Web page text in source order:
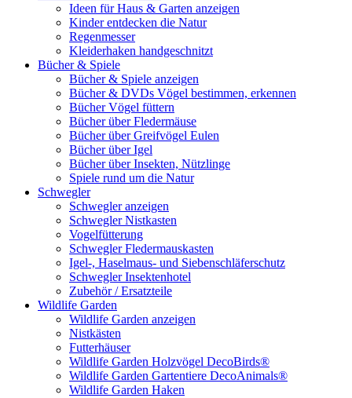
Ideen für Haus & Garten anzeigen
Kinder entdecken die Natur
Regenmesser
Kleiderhaken handgeschnitzt
Bücher & Spiele
Bücher & Spiele anzeigen
Bücher & DVDs Vögel bestimmen, erkennen
Bücher Vögel füttern
Bücher über Fledermäuse
Bücher über Greifvögel Eulen
Bücher über Igel
Bücher über Insekten, Nützlinge
Spiele rund um die Natur
Schwegler
Schwegler anzeigen
Schwegler Nistkasten
Vogelfütterung
Schwegler Fledermauskasten
Igel-, Haselmaus- und Siebenschläferschutz
Schwegler Insektenhotel
Zubehör / Ersatzteile
Wildlife Garden
Wildlife Garden anzeigen
Nistkästen
Futterhäuser
Wildlife Garden Holzvögel DecoBirds®
Wildlife Garden Gartentiere DecoAnimals®
Wildlife Garden Haken